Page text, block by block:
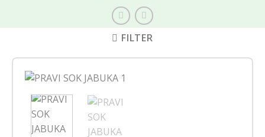
FILTER